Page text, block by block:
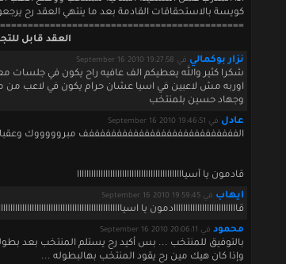
كويسة بالاستحقاقات القادمة بعد ما ينتهي العقد رح
العقد قابل
نزار بوكمالي في September 16 2010 19:27:58
شكرا كثير والله يعطيكم الف عافيه راح يكون في جلسات
اوربه مش لاعبين في اسيا عشان حرام يكون في لاعب من
وجهاد حسين بلمنتخب
عادل في September 16 2010 19:46:51
الفففففففففففففففففففففففففففف مبروووووك وعقبال
قادمون يا آسيااااااااااااااااااااااااااااااااااااااااااااا
ايهاب في September 16 2010 19:59:45
قااااااااااااااااااااااااااادمون يا
محمود في September 16 2010 20:06:11
بالتوفيق للمنتخب ... بس أكيد رح يستلم المنتخب بعد
وإذا كان هيك مين رح يقود المنتخب بهالبطوله ...